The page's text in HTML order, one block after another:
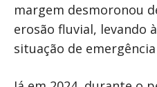
margem desmoronou
erosão fluvial, levando
situação de